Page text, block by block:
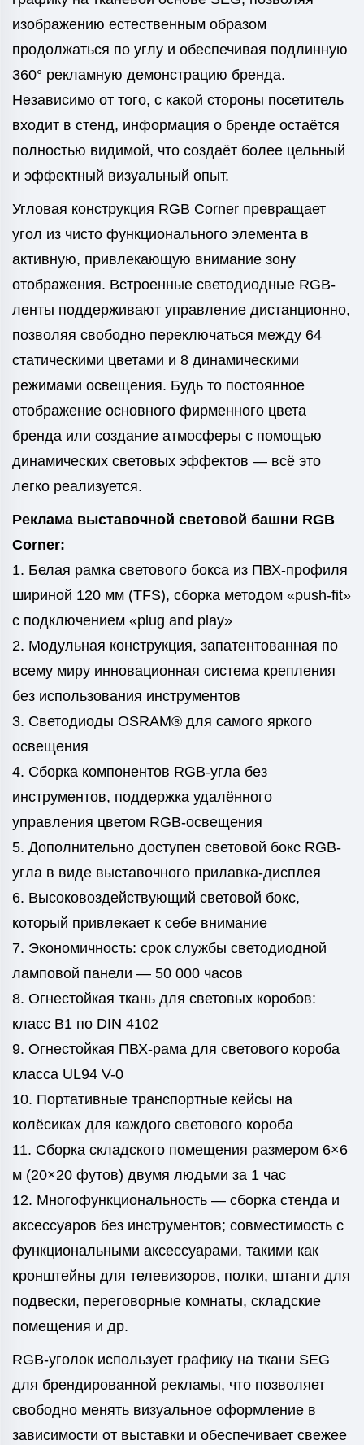
изображению естественным образом
продолжаться по углу и обеспечивая подлинную
360° рекламную демонстрацию бренда.
Независимо от того, с какой стороны посетитель
входит в стенд, информация о бренде остаётся
полностью видимой, что создаёт более цельный
и эффектный визуальный опыт.
Угловая конструкция RGB Corner превращает
угол из чисто функционального элемента в
активную, привлекающую внимание зону
отображения. Встроенные светодиодные RGB-
ленты поддерживают управление дистанционно,
позволяя свободно переключаться между 64
статическими цветами и 8 динамическими
режимами освещения. Будь то постоянное
отображение основного фирменного цвета
бренда или создание атмосферы с помощью
динамических световых эффектов — всё это
легко реализуется.
Реклама выставочной световой башни RGB
Corner:
1. Белая рамка светового бокса из ПВХ-профиля
шириной 120 мм (TFS), сборка методом «push-fit»
с подключением «plug and play»
2. Модульная конструкция, запатентованная по
всему миру инновационная система крепления
без использования инструментов
3. Светодиоды OSRAM® для самого яркого
освещения
4. Сборка компонентов RGB-угла без
инструментов, поддержка удалённого
управления цветом RGB-освещения
5. Дополнительно доступен световой бокс RGB-
угла в виде выставочного прилавка-дисплея
6. Высоковоздействующий световой бокс,
который привлекает к себе внимание
7. Экономичность: срок службы светодиодной
ламповой панели — 50 000 часов
8. Огнестойкая ткань для световых коробов:
класс B1 по DIN 4102
9. Огнестойкая ПВХ-рама для светового короба
класса UL94 V-0
10. Портативные транспортные кейсы на
колёсиках для каждого светового короба
11. Сборка складского помещения размером 6×6
м (20×20 футов) двумя людьми за 1 час
12. Многофункциональность — сборка стенда и
аксессуаров без инструментов; совместимость с
функциональными аксессуарами, такими как
кронштейны для телевизоров, полки, штанги для
подвески, переговорные комнаты, складские
помещения и др.
RGB-уголок использует графику на ткани SEG
для брендированной рекламы, что позволяет
свободно менять визуальное оформление в
зависимости от выставки и обеспечивает свежее